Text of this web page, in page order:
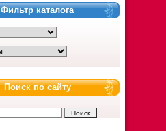
Фильтр каталога
Поиск по сайту